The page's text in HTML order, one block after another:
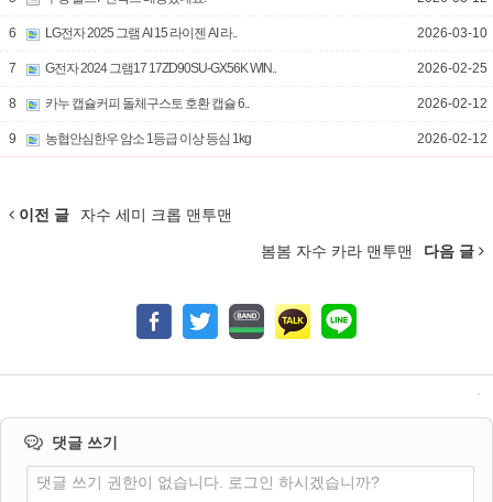
6 LG전자 2025 그램 AI 15 라이젠 AI 라.. 2026-03-10
7 G전자 2024 그램17 17ZD90SU-GX56K WIN.. 2026-02-25
8 카누 캡슐커피 돌체구스토 호환 캡슐 6.. 2026-02-12
9 농협안심한우 암소 1등급 이상 등심 1kg 2026-02-12
이전 글 자수 세미 크롭 맨투맨
봄봄 자수 카라 맨투맨 다음 글
댓글 쓰기
댓글 쓰기 권한이 없습니다. 로그인 하시겠습니까?